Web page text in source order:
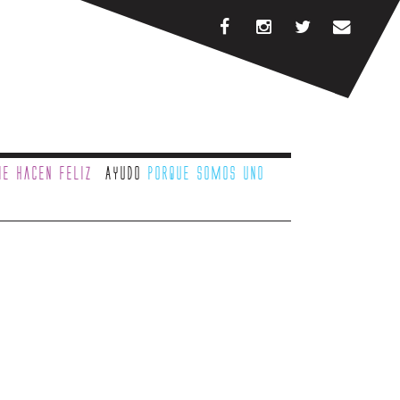
hacen feliz Ayudo porque somos uno